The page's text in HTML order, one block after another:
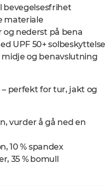
bevegelsesfrihet
materiale
nederst på bena
UPF 50+ solbeskyttelse
og benavslutning
perfekt for tur, jakt og
vurder å gå ned en
10 % spandex
35 % bomull